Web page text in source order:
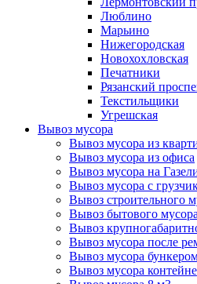
Люблино
Марьино
Нижегородская
Новохохловская
Печатники
Рязанский
Текстильщики
Угрешская
Вывоз мусора
Вывоз мусора из
Вывоз мусора из офиса
Вывоз мусора на
Вывоз мусора с
Вывоз строительного
Вывоз бытового мусора
Вывоз
Вывоз мусора после
Вывоз мусора
Вывоз мусора